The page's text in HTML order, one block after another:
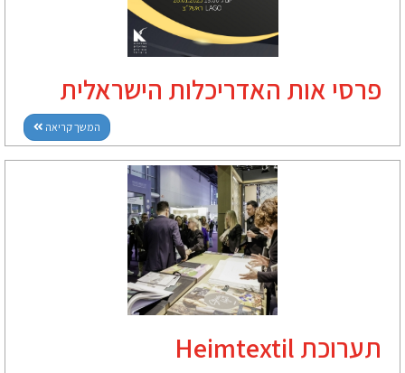
פרסי אות האדריכלות הישראלית
המשך קריאה
תערוכת Heimtextil